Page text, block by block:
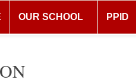
OUR SCHOOL PPID